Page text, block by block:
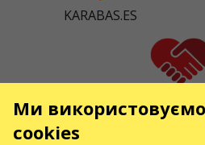
KARABAS.ES
Ми
cookies